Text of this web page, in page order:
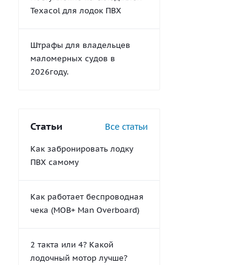
Texacol для лодок ПВХ
Штрафы для владельцев
маломерных судов в
2026году.
Статьи Все статьи
Как забронировать лодку
ПВХ самому
Как работает беспроводная
чека (MOB+ Man Overboard)
2 такта или 4? Какой
лодочный мотор лучше?